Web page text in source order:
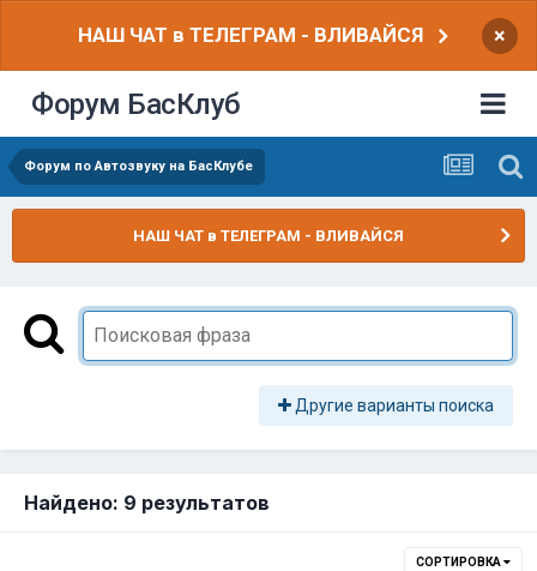
НАШ ЧАТ в ТЕЛЕГРАМ - ВЛИВАЙСЯ ×
Форум БасКлуб
Форум по Автозвуку на БасКлубе
НАШ ЧАТ в ТЕЛЕГРАМ - ВЛИВАЙСЯ
Другие варианты поиска
Найдено: 9 результатов
СОРТИРОВКА